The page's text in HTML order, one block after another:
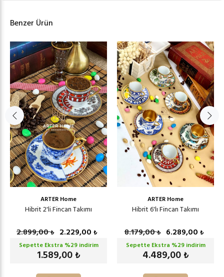
Benzer Ürün
ARTER Home
Hibrit 2'li Fincan Takımı
2.899,00₺ 2.229,00 ₺
Sepette Ekstra %29indirim
1.589,00 ₺
ARTER Home
Hibrit 6'lı Fincan Takımı
8.179,00₺ 6.289,00 ₺
Sepette Ekstra %29indirim
4.489,00 ₺